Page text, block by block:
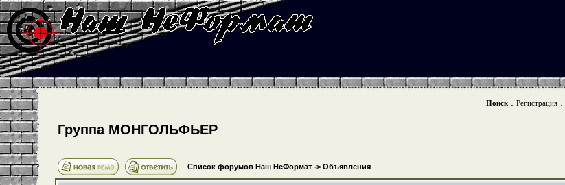
Поиск: Регистрация:
Группа МОНГОЛЬФЬЕР
Список форумов Наш НеФормат-> Объявления